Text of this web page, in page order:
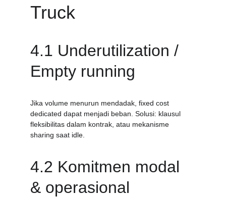
Truck
4.1 Underutilization /
Empty running
Jika volume menurun mendadak, fixed cost
dedicated dapat menjadi beban. Solusi: klausul
fleksibilitas dalam kontrak, atau mekanisme
sharing saat idle.
4.2 Komitmen modal
& operasional